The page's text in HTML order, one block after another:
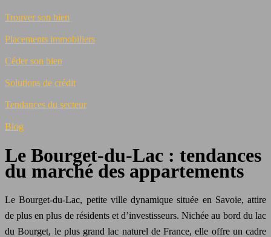
Trouver son bien
Placements immobiliers
Céder son bien
Solutions de crédit
Tendances du secteur
Blog
Le Bourget-du-Lac : tendances
du marché des appartements
Le Bourget-du-Lac, petite ville dynamique située en Savoie, attire
de plus en plus de résidents et d’investisseurs. Nichée au bord du lac
du Bourget, le plus grand lac naturel de France, elle offre un cadre